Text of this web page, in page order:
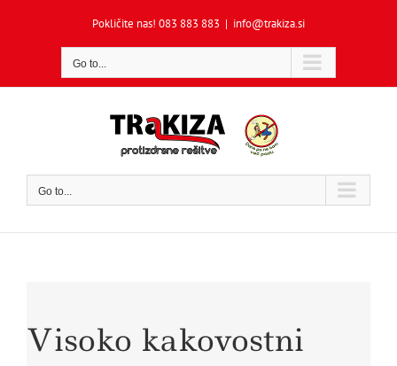
Pokličite nas! 083 883 883 | info@trakiza.si
Go to...
Go to...
Visoko kakovostni